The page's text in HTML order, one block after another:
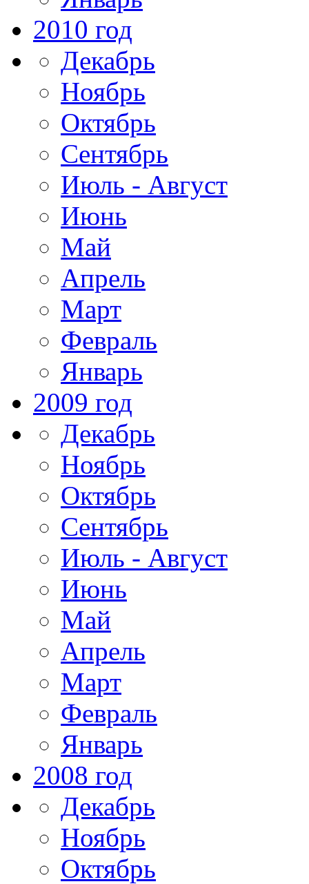
2010 год
Декабрь
Ноябрь
Октябрь
Сентябрь
Июль - Август
Июнь
Май
Апрель
Март
Февраль
Январь
2009 год
Декабрь
Ноябрь
Октябрь
Сентябрь
Июль - Август
Июнь
Май
Апрель
Март
Февраль
Январь
2008 год
Декабрь
Ноябрь
Октябрь